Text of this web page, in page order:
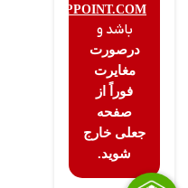
CIPPOINT.COM
باشد و
درصورت
مغایرت
فوراً از
صفحه
جعلی خارج
شوید.